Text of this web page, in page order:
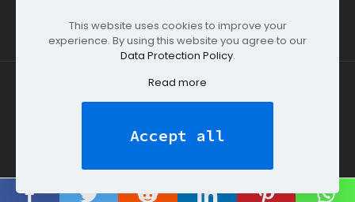
Colegiul Național Mircea cel Bătrân 2026 | Web Design
This website uses cookies to improve your
experience. By using this website you agree to our
Data Protection Policy.
Read more
Accept all